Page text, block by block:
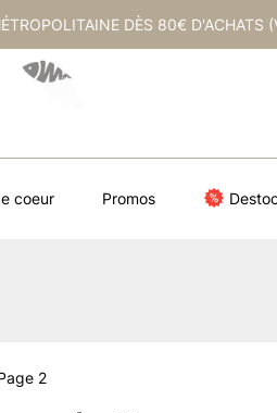
DÈS 80€ D'ACHATS
coeur Promos
2